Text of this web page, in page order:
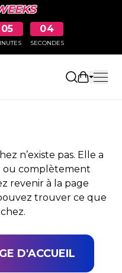
05 04
SECONDES
Ouvrir le
n’existe pas. Elle a
ou complètement
revenir à la page
trouver ce que
D'ACCUEIL